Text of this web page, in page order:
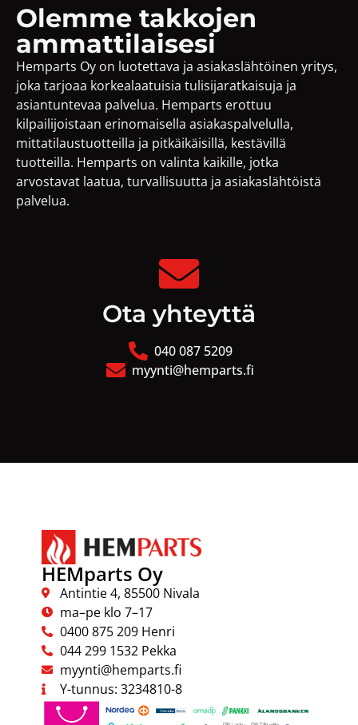
Olemme takkojen
ammattilaisesi
Hemparts Oy on luotettava ja asiakaslähtöinen yritys,
joka tarjoaa korkealaatuisia tulisijaratkaisuja ja
asiantuntevaa palvelua. Hemparts erottuu
kilpailijoistaan erinomaisella asiakaspalvelulla,
mittatilaustuotteilla ja pitkäikäisillä, kestävillä
tuotteilla. Hemparts on valinta kaikille, jotka
arvostavat laatua, turvallisuutta ja asiakaslähtöistä
palvelua.
Ota yhteyttä
040 087 5209
myynti@hemparts.fi
HEMparts Oy
Antintie 4, 85500 Nivala
ma–pe klo 7–17
0400 875 209 Henri
044 299 1532 Pekka
myynti@hemparts.fi
Y-tunnus: 3234810-8